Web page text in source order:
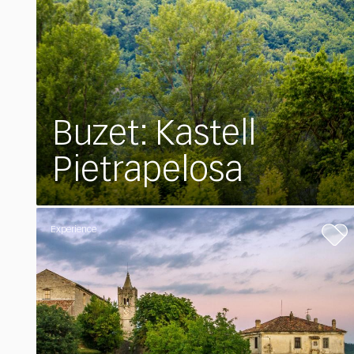
Buzet: Kastell
Pietrapelosa
Experience